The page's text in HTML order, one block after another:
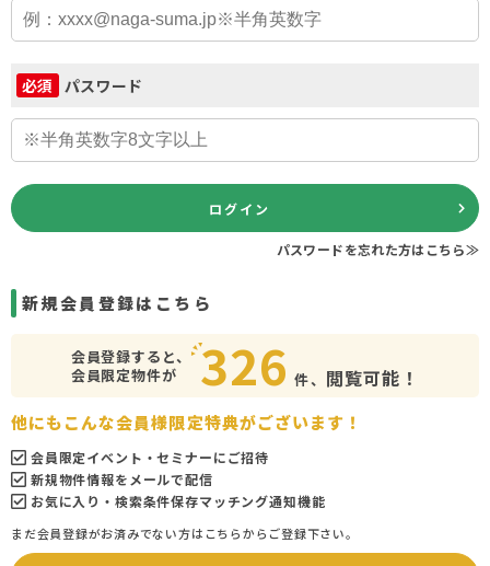
必須 パスワード
ログイン
パスワードを忘れた方はこちら≫
新規会員登録はこちら
会員登録すると、
会員限定物件が
326 件、 閲覧可能！
他にもこんな会員様限定特典がございます！
会員限定イベント・セミナーにご招待
新規物件情報をメールで配信
お気に入り・検索条件保存マッチング通知機能
まだ会員登録がお済みでない方はこちらからご登録下さい。